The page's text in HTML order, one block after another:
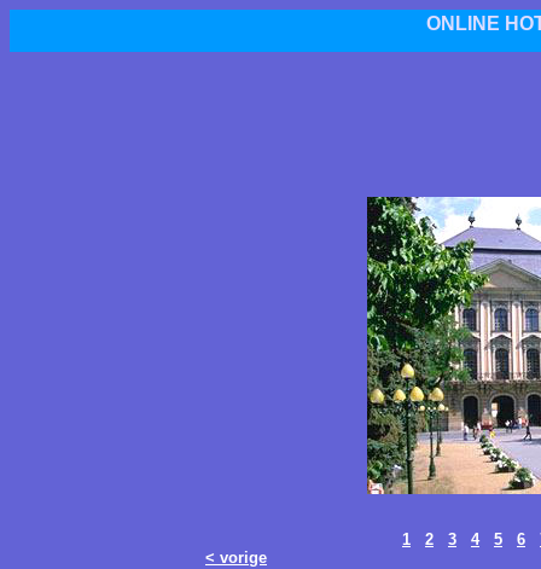
ONLINE
< vorige
1 2 3 4 5 6